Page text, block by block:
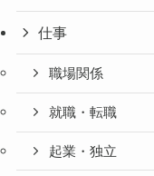
仕事
職場関係
就職・転職
起業・独立